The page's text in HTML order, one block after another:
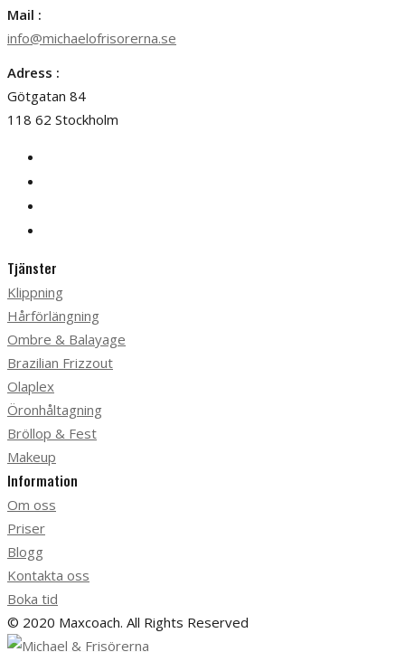
Mail :
info@michaelofrisorerna.se
Adress :
Götgatan 84
118 62 Stockholm
Tjänster
Klippning
Hårförlängning
Ombre & Balayage
Brazilian Frizzout
Olaplex
Öronhåltagning
Bröllop & Fest
Makeup
Information
Om oss
Priser
Blogg
Kontakta oss
Boka tid
© 2020 Maxcoach. All Rights Reserved